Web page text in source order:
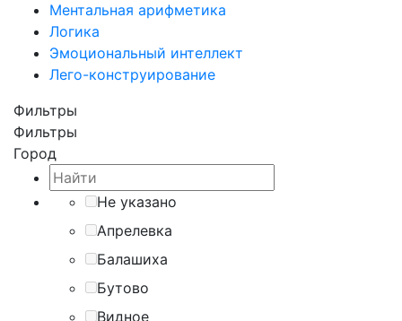
Ментальная арифметика
Логика
Эмоциональный интеллект
Лего-конструирование
Фильтры
Фильтры
Город
Не указано
Апрелевка
Балашиха
Бутово
Видное